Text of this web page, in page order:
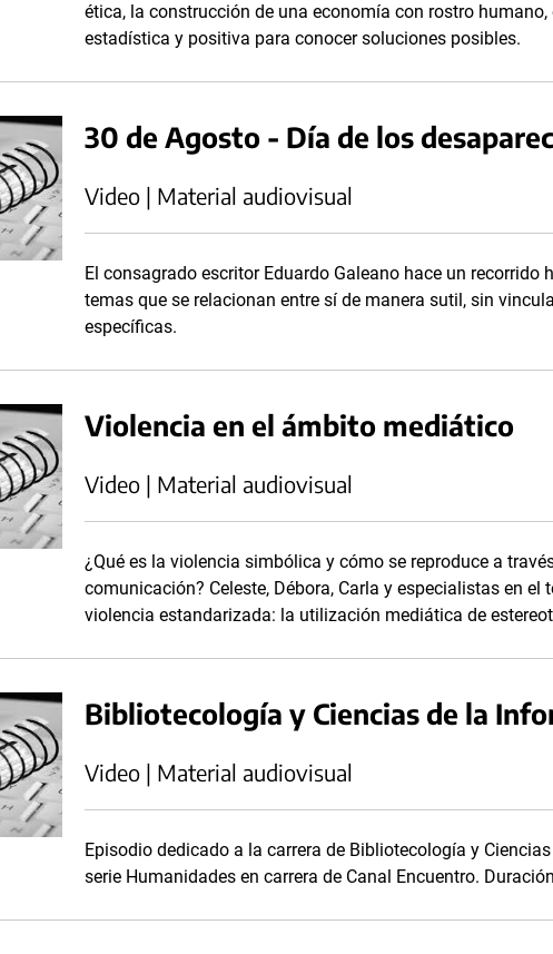
ética, la construcción de una economía con rostro
estadística y positiva para conocer soluciones posibles.
30 de Agosto - Día de los
Video | Material audiovisual
El consagrado escritor Eduardo Galeano hace un recorrido
temas que se relacionan entre sí de manera sutil, sin
específicas.
Violencia en el ámbito mediático
Video | Material audiovisual
¿Qué es la violencia simbólica y cómo se reproduce a
comunicación? Celeste, Débora, Carla y especialistas en
violencia estandarizada: la utilización mediática de
Bibliotecología y Ciencias de la
Video | Material audiovisual
Episodio dedicado a la carrera de Bibliotecología y
serie Humanidades en carrera de Canal Encuentro.